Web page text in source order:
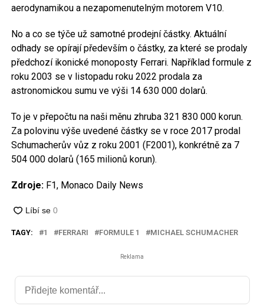
aerodynamikou a nezapomenutelným motorem V10.
No a co se týče už samotné prodejní částky. Aktuální
odhady se opírají především o částky, za které se prodaly
předchozí ikonické monoposty Ferrari. Například formule z
roku 2003 se v listopadu roku 2022 prodala za
astronomickou sumu ve výši 14 630 000 dolarů.
To je v přepočtu na naši měnu zhruba 321 830 000 korun.
Za polovinu výše uvedené částky se v roce 2017 prodal
Schumacherův vůz z roku 2001 (F2001), konkrétně za 7
504 000 dolarů (165 milionů korun).
Zdroje:F1, Monaco Daily News
TAGY: 1 FERRARI FORMULE 1 MICHAEL SCHUMACHER
Reklama